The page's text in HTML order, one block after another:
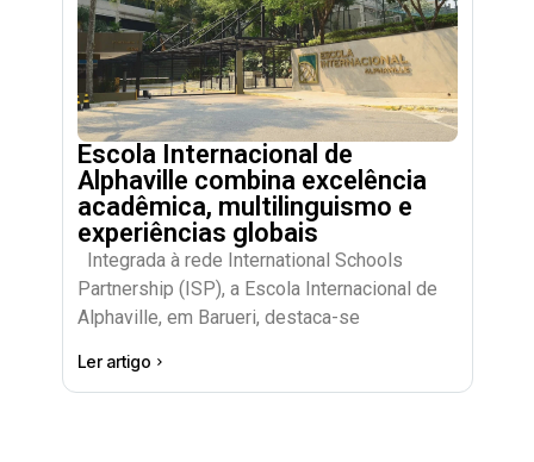
Escola Internacional de
Alphaville combina excelência
acadêmica, multilinguismo e
experiências globais
Integrada à rede International Schools
Partnership (ISP), a Escola Internacional de
Alphaville, em Barueri, destaca-se
Ler artigo